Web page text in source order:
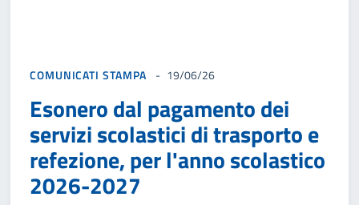
COMUNICATI STAMPA 19/06/26
Esonero dal pagamento dei
servizi scolastici di trasporto e
refezione, per l'anno scolastico
2026-2027